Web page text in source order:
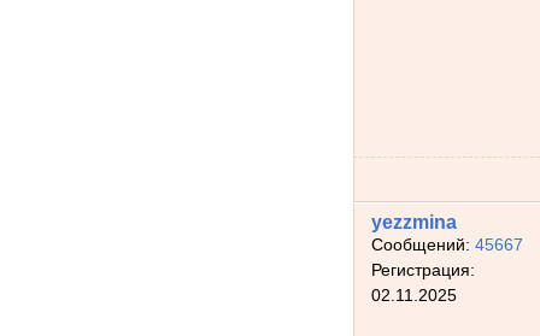
yezzmina
Сообщений:45667
Регистрация:
02.11.2025